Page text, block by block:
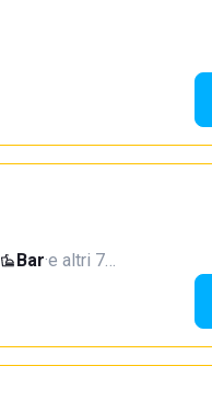
Bar·e altri 7…